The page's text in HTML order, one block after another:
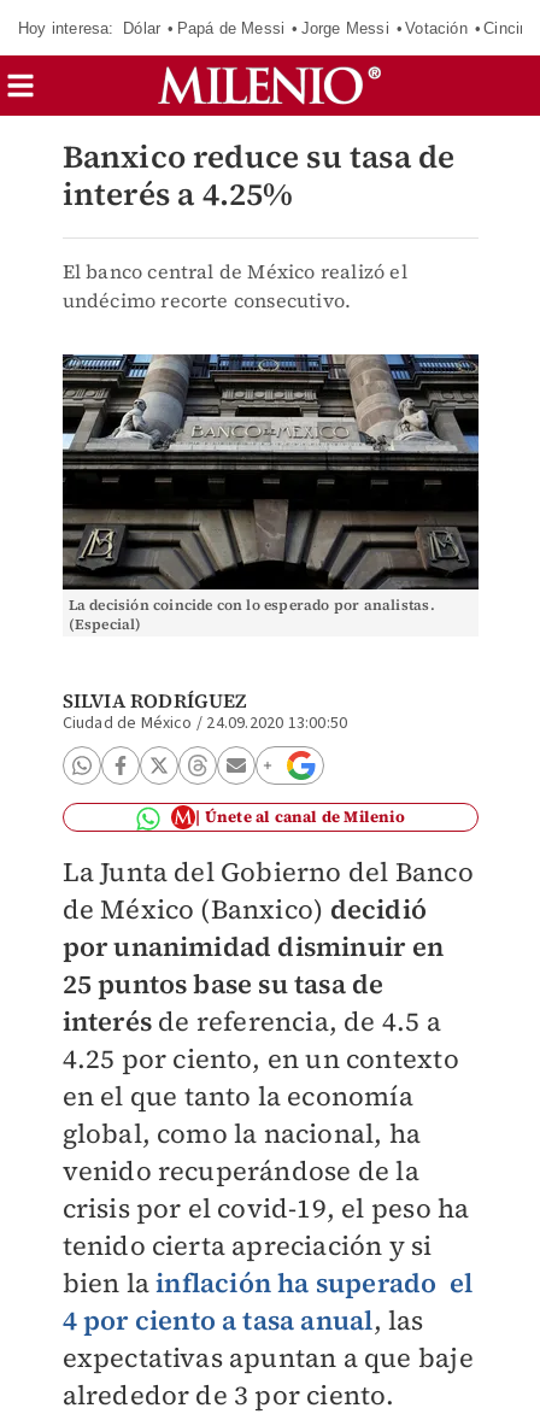
Hoy interesa: Dólar Papá de Messi Jorge Messi Votación
Banxico reduce su tasa de
interés a 4.25%
El banco central de México realizó el
undécimo recorte consecutivo.
La decisión coincide con lo esperado por analistas.
(Especial)
SILVIA RODRÍGUEZ
Ciudad de México / 24.09.2020 13:00:50
Únete al canal de Milenio
La Junta del Gobierno del Banco
de México (Banxico) decidió
por unanimidad disminuir en
25 puntos base su tasa de
interésde referencia, de 4.5 a
4.25 por ciento, en un contexto
en el que tanto la economía
global, como la nacional, ha
venido recuperándose de la
crisis por el covid-19, el peso ha
tenido cierta apreciación y si
bien lainflación ha superado el
4 por ciento a tasa anual, las
expectativas apuntan a que baje
alrededor de 3 por ciento.